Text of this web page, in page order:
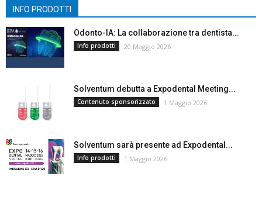
INFO PRODOTTI
Odonto-IA: La collaborazione tra dentista...
Info prodotti 20 Maggio 2026
Solventum debutta a Expodental Meeting...
Contenuto sponsorizzato 1 Maggio 2026
Solventum sarà presente ad Expodental...
Info prodotti 1 Maggio 2026